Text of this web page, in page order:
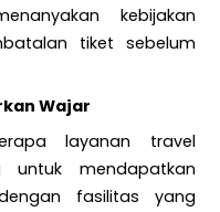
kebijakan
tiket sebelum
Wajar
layanan travel
untuk mendapatkan
fasilitas yang